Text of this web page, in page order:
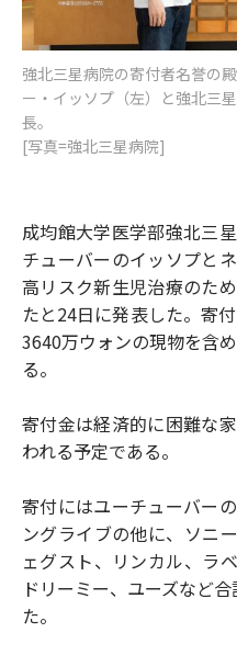
強北三星病院の寄付者名誉の
ー・イッソプ（左）と強北三
長。
[写真=強北三星病院]
成均館大学医学部強北三
チューバーのイッソプと
高リスク新生児治療のた
たと24日に発表した。寄
3640万ウォンの現物を含
る。
寄付金は経済的に困難な
われる予定である。
寄付にはユーチューバー
ングライブの他に、ソニ
ェグスト、リンカル、ラ
ドリーミー、ユーズなど
た。